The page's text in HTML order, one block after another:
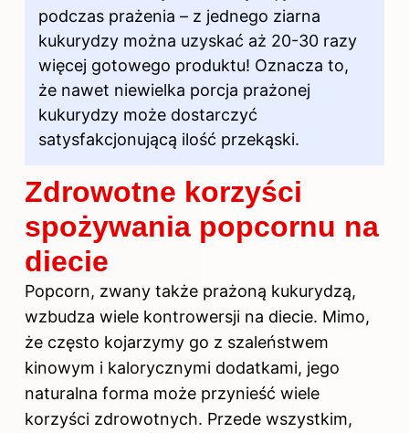
podczas prażenia – z jednego ziarna
kukurydzy można uzyskać aż 20-30 razy
więcej gotowego produktu! Oznacza to,
że nawet niewielka porcja prażonej
kukurydzy może dostarczyć
satysfakcjonującą ilość przekąski.
Zdrowotne korzyści
spożywania popcornu na
diecie
Popcorn, zwany także prażoną kukurydzą,
wzbudza wiele kontrowersji na diecie. Mimo,
że często kojarzymy go z szaleństwem
kinowym i kalorycznymi dodatkami, jego
naturalna forma może przynieść wiele
korzyści zdrowotnych. Przede wszystkim,